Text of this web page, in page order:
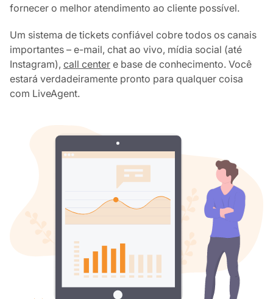
fornecer o melhor atendimento ao cliente possível.
Um sistema de tickets confiável cobre todos os canais
importantes – e-mail, chat ao vivo, mídia social (até
Instagram), call center e base de conhecimento. Você
estará verdadeiramente pronto para qualquer coisa
com LiveAgent.